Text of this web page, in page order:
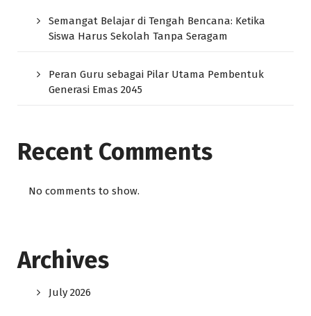
Semangat Belajar di Tengah Bencana: Ketika
Siswa Harus Sekolah Tanpa Seragam
Peran Guru sebagai Pilar Utama Pembentuk
Generasi Emas 2045
Recent Comments
No comments to show.
Archives
July 2026